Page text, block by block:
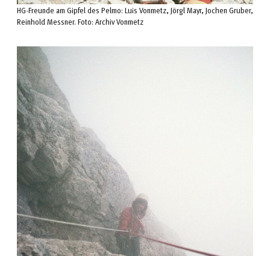
HG-Freunde am Gipfel des Pelmo: Luis Vonmetz, Jörgl Mayr, Jochen Gruber,
Reinhold Messner. Foto: Archiv Vonmetz